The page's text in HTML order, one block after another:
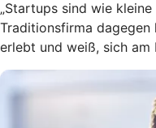
„Startups sind wie kleine
Traditionsfirma dagegen
erlebt und weiß, sich am